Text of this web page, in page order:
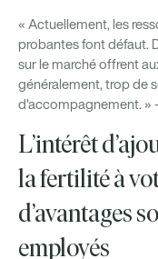
« Actuellement, les
probantes font défaut.
sur le marché offrent
généralement, trop de
d'accompagnement. »
L’intérêt
la fertilité à
d’avantages
employés